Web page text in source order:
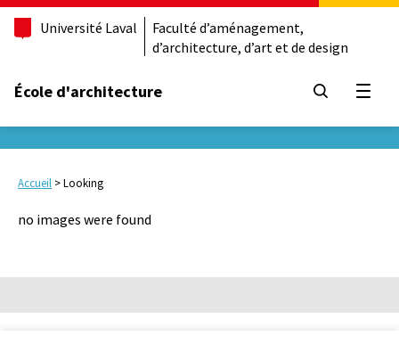
Université Laval
Faculté d’aménagement,
d’architecture, d’art et de design
École d'architecture
Accueil >Looking
no images were found